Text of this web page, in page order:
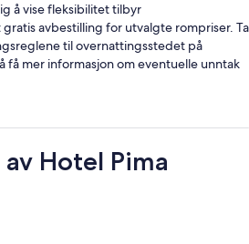
å vise fleksibilitet tilbyr
avbestilling for utvalgte rompriser. Ta
til overnattingsstedet på
få mer informasjon om eventuelle unntak
Hotel Pima